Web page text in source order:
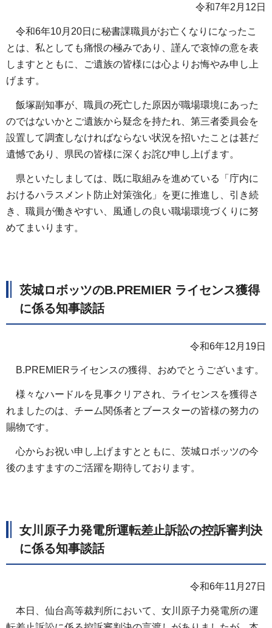
令和7年2月12日
令和6年10月20日に秘書課職員がお亡くなりになったこ
とは、私としても痛恨の極みであり、謹んで哀悼の意を表
しますとともに、ご遺族の皆様には心よりお悔やみ申し上
げます。
飯塚副知事が、職員の死亡した原因が職場環境にあった
のではないかとご遺族から疑念を持たれ、第三者委員会を
設置して調査しなければならない状況を招いたことは甚だ
遺憾であり、県民の皆様に深くお詫び申し上げます。
県といたしましては、既に取組みを進めている「庁内に
おけるハラスメント防止対策強化」を更に推進し、引き続
き、職員が働きやすい、風通しの良い職場環境づくりに努
めてまいります。
茨城ロボッツのB.PREMIER ライセンス獲得
に係る知事談話
令和6年12月19日
B.PREMIERライセンスの獲得、おめでとうございます。
様々なハードルを見事クリアされ、ライセンスを獲得さ
れましたのは、チーム関係者とブースターの皆様の努力の
賜物です。
心からお祝い申し上げますとともに、茨城ロボッツの今
後のますますのご活躍を期待しております。
女川原子力発電所運転差止訴訟の控訴審判決
に係る知事談話
令和6年11月27日
本日、仙台高等裁判所において、女川原子力発電所の運